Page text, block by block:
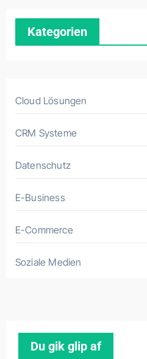
Kategorien
Cloud Lösungen
CRM Systeme
Datenschutz
E-Business
E-Commerce
Soziale Medien
Du gik glip af